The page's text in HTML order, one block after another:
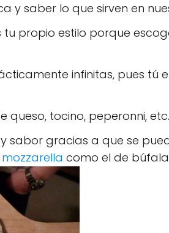
y saber lo que sirven en
propio estilo porque
infinitas, pues tú
tocino, peperonni,
sabor gracias a que se
como el de